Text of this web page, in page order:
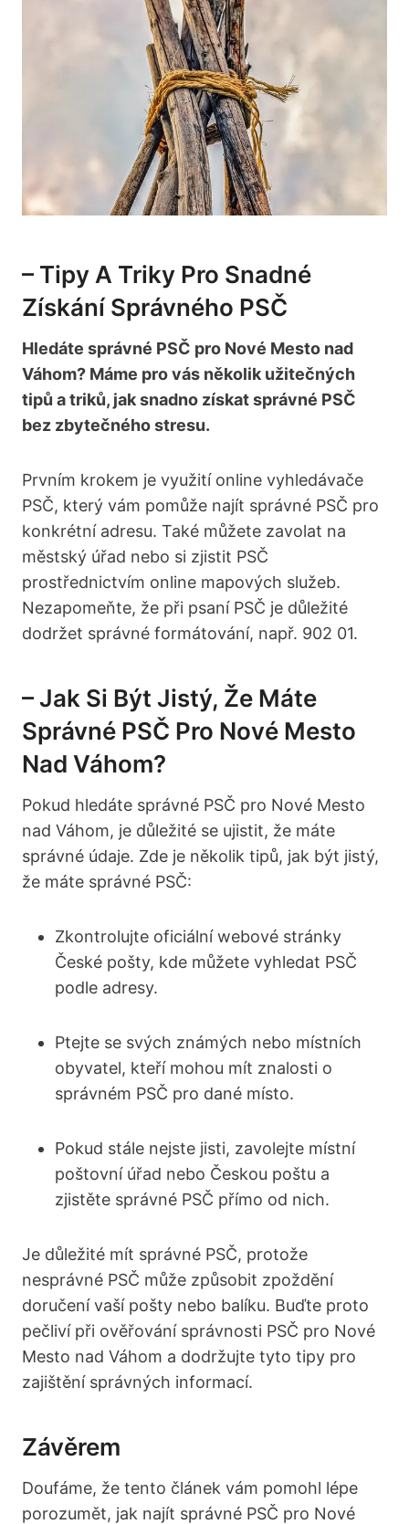
– Tipy A‍ Triky Pro Snadné
Získání Správného PSČ
Hledáte správné PSČ pro Nové Mesto nad ​
Váhom? Máme​ pro vás několik ⁢užitečných
tipů a triků, jak snadno ​získat⁤ správné PSČ
bez zbytečného stresu.
Prvním krokem je využití online vyhledávače
PSČ, který vám pomůže najít⁤ správné PSČ pro
konkrétní adresu. Také ⁤můžete zavolat na
městský úřad nebo si zjistit PSČ
prostřednictvím‍ online mapových služeb.
Nezapomeňte, že při psaní⁤ PSČ je důležité
dodržet správné formátování, např. 902 01.
– Jak‍ Si​ Být Jistý, Že Máte
Správné PSČ Pro‍ Nové Mesto
Nad Váhom?
Pokud hledáte správné PSČ​ pro Nové ⁣Mesto
nad Váhom, je důležité ‌se⁣ ujistit, že máte
správné údaje. Zde je několik‌ tipů, jak ​být jistý,
že ⁣máte správné PSČ:
Zkontrolujte oficiální webové stránky
České pošty,⁢ kde můžete vyhledat ⁢PSČ
podle adresy.
Ptejte ⁢se⁣ svých známých nebo⁢ místních
obyvatel, kteří mohou ‍mít znalosti ‍o
správném ‌PSČ pro ⁣dané místo.
Pokud ⁤stále nejste jisti, zavolejte místní
poštovní úřad nebo Českou ⁤poštu a
zjistěte správné PSČ přímo od nich.
Je ‍důležité mít správné PSČ, ⁢protože
nesprávné PSČ může způsobit zpoždění
doručení vaší pošty​ nebo balíku. Buďte proto
pečliví při ověřování⁤ správnosti PSČ pro Nové
Mesto nad Váhom a ⁣dodržujte⁤ tyto tipy pro
zajištění správných ‍informací.
Závěrem
Doufáme, že tento‍ článek vám pomohl⁣ lépe
porozumět, jak najít správné PSČ pro‌ Nové